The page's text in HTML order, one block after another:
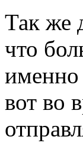
Так же
что
именно
вот во